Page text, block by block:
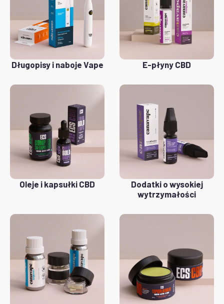
Długopisy i naboje Vape E-płyny CBD
Oleje i kapsułki CBD
Dodatki o wysokiej
wytrzymałości